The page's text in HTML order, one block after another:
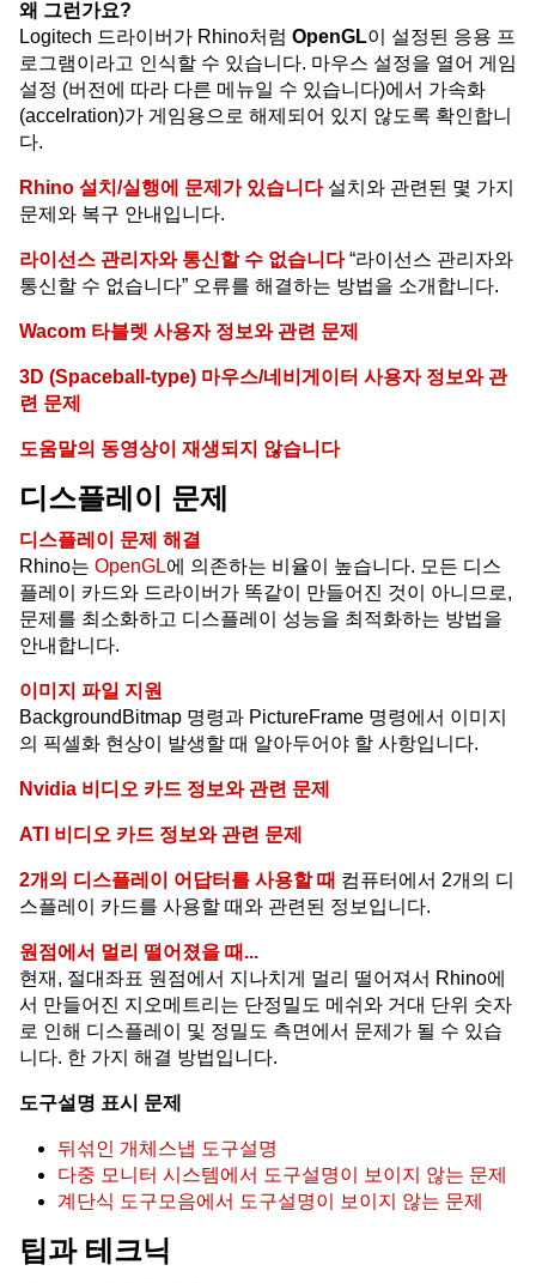
왜 그런가요?
Logitech 드라이버가 Rhino처럼 OpenGL이 설정된 응용 프
로그램이라고 인식할 수 있습니다. 마우스 설정을 열어 게임
설정 (버전에 따라 다른 메뉴일 수 있습니다)에서 가속화
(accelration)가 게임용으로 해제되어 있지 않도록 확인합니
다.
Rhino 설치/실행에 문제가 있습니다설치와 관련된 몇 가지
문제와 복구 안내입니다.
라이선스 관리자와 통신할 수 없습니다“라이선스 관리자와
통신할 수 없습니다” 오류를 해결하는 방법을 소개합니다.
Wacom 타블렛 사용자 정보와 관련 문제
3D (Spaceball-type) 마우스/네비게이터 사용자 정보와 관
련 문제
도움말의 동영상이 재생되지 않습니다
디스플레이 문제
디스플레이 문제 해결
Rhino는 OpenGL에 의존하는 비율이 높습니다. 모든 디스
플레이 카드와 드라이버가 똑같이 만들어진 것이 아니므로,
문제를 최소화하고 디스플레이 성능을 최적화하는 방법을
안내합니다.
이미지 파일 지원
BackgroundBitmap 명령과 PictureFrame 명령에서 이미지
의 픽셀화 현상이 발생할 때 알아두어야 할 사항입니다.
Nvidia 비디오 카드 정보와 관련 문제
ATI 비디오 카드 정보와 관련 문제
2개의 디스플레이 어답터를 사용할 때 컴퓨터에서 2개의 디
스플레이 카드를 사용할 때와 관련된 정보입니다.
원점에서 멀리 떨어졌을 때...
현재, 절대좌표 원점에서 지나치게 멀리 떨어져서 Rhino에
서 만들어진 지오메트리는 단정밀도 메쉬와 거대 단위 숫자
로 인해 디스플레이 및 정밀도 측면에서 문제가 될 수 있습
니다. 한 가지 해결 방법입니다.
도구설명 표시 문제
뒤섞인 개체스냅 도구설명
다중 모니터 시스템에서 도구설명이 보이지 않는 문제
계단식 도구모음에서 도구설명이 보이지 않는 문제
팁과 테크닉